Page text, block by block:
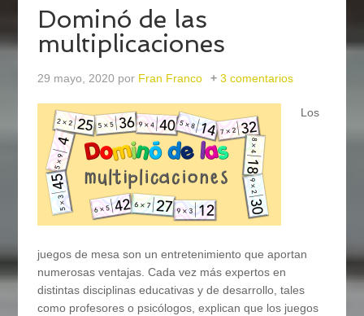
Dominó de las
multiplicaciones
29 mayo, 2020 por Fran Franco 3 comentarios
Los
juegos de mesa son un entretenimiento que aportan
numerosas ventajas. Cada vez más expertos en
distintas disciplinas educativas y de desarrollo, tales
como profesores o psicólogos, explican que los juegos